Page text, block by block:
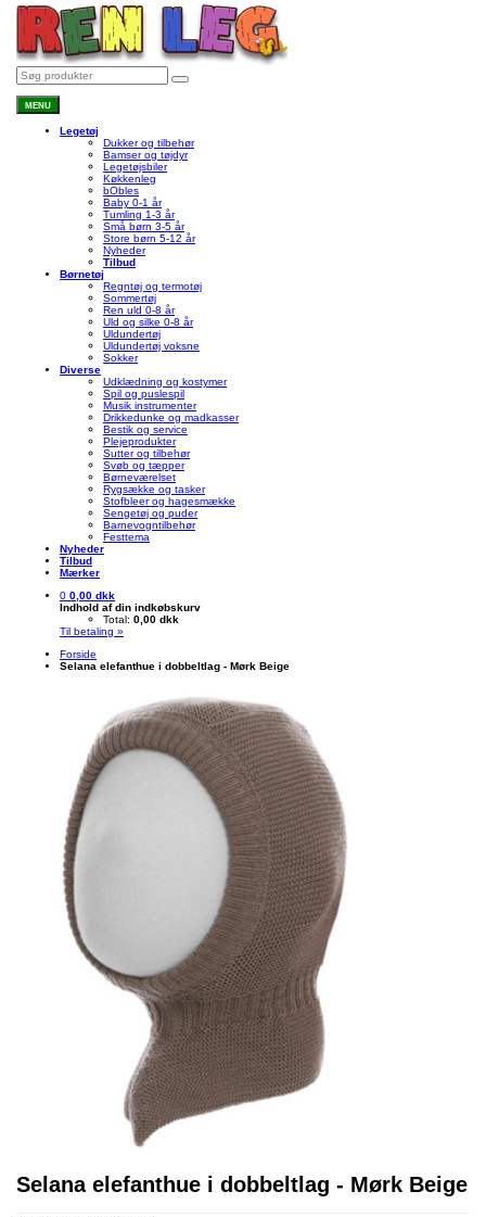
MENU
Legetøj
Dukker og tilbehør
Bamser og tøjdyr
Legetøjsbiler
Køkkenleg
bObles
Baby 0-1 år
Tumling 1-3 år
Små børn 3-5 år
Store børn 5-12 år
Nyheder
Tilbud
Børnetøj
Regntøj og termotøj
Sommertøj
Ren uld 0-8 år
Uld og silke 0-8 år
Uldundertøj
Uldundertøj voksne
Sokker
Diverse
Udklædning og kostymer
Spil og puslespil
Musik instrumenter
Drikkedunke og madkasser
Bestik og service
Plejeprodukter
Sutter og tilbehør
Svøb og tæpper
Børneværelset
Rygsække og tasker
Stofbleer og hagesmække
Sengetøj og puder
Barnevogntilbehør
Festtema
Nyheder
Tilbud
Mærker
0 0,00 dkk
Indhold af din indkøbskurv
Total: 0,00 dkk
Til betaling »
Forside
Selana elefanthue i dobbeltlag - Mørk Beige
Selana elefanthue i dobbeltlag - Mørk Beige